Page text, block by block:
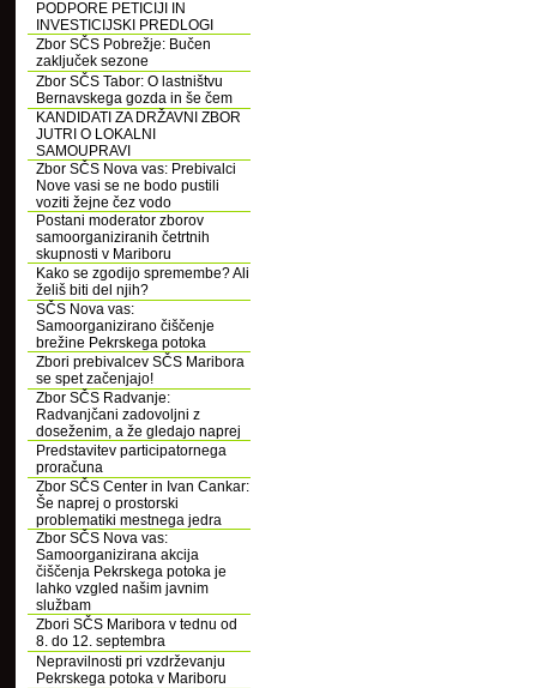
PODPORE PETICIJI IN
INVESTICIJSKI PREDLOGI
Zbor SČS Pobrežje: Bučen
zaključek sezone
Zbor SČS Tabor: O lastništvu
Bernavskega gozda in še čem
KANDIDATI ZA DRŽAVNI ZBOR
JUTRI O LOKALNI
SAMOUPRAVI
Zbor SČS Nova vas: Prebivalci
Nove vasi se ne bodo pustili
voziti žejne čez vodo
Postani moderator zborov
samoorganiziranih četrtnih
skupnosti v Mariboru
Kako se zgodijo spremembe? Ali
želiš biti del njih?
SČS Nova vas:
Samoorganizirano čiščenje
brežine Pekrskega potoka
Zbori prebivalcev SČS Maribora
se spet začenjajo!
Zbor SČS Radvanje:
Radvanjčani zadovoljni z
doseženim, a že gledajo naprej
Predstavitev participatornega
proračuna
Zbor SČS Center in Ivan Cankar:
Še naprej o prostorski
problematiki mestnega jedra
Zbor SČS Nova vas:
Samoorganizirana akcija
čiščenja Pekrskega potoka je
lahko vzgled našim javnim
službam
Zbori SČS Maribora v tednu od
8. do 12. septembra
Nepravilnosti pri vzdrževanju
Pekrskega potoka v Mariboru